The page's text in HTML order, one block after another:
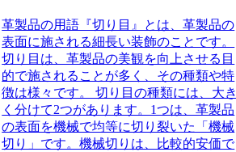
革製品の用語『切り目』とは、革製品の
表面に施される細長い装飾のことです。
切り目は、革製品の美観を向上させる目
的で施されることが多く、その種類や特
徴は様々です。 切り目の種類には、大き
く分けて2つがあります。1つは、革製品
の表面を機械で均等に切り裂いた「機械
切り」です。機械切りは、比較的安価で